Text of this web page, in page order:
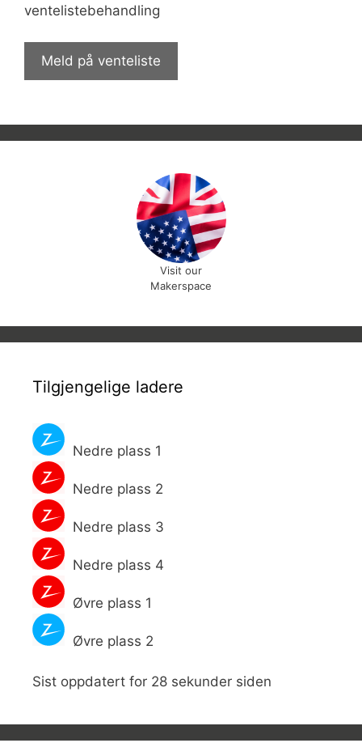
ventelistebehandling
Meld på venteliste
Visit our
Makerspace
Tilgjengelige ladere
Nedre plass 1
Nedre plass 2
Nedre plass 3
Nedre plass 4
Øvre plass 1
Øvre plass 2
Sist oppdatert for 28 sekunder siden